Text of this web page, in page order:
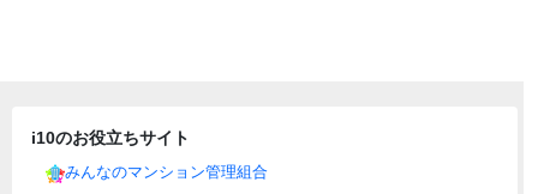
i10のお役立ちサイト
みんなのマンション管理組合